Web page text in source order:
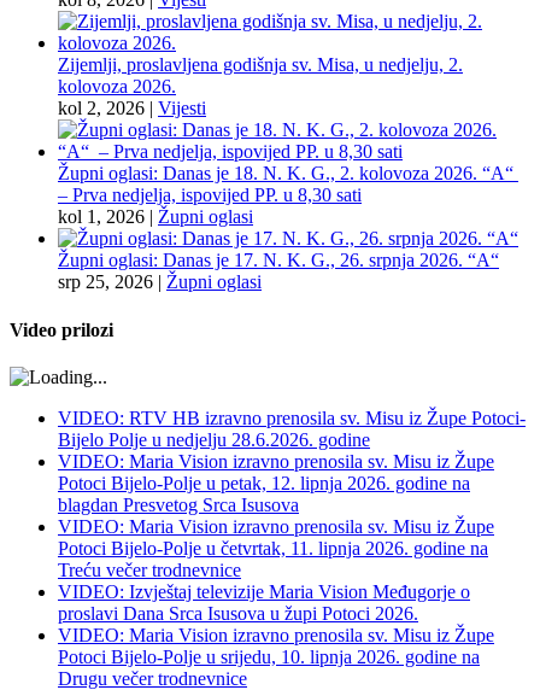
Zijemlji, proslavljena godišnja sv. Misa, u nedjelju, 2.
kolovoza 2026.
kol 2, 2026 | Vijesti
Župni oglasi: Danas je 18. N. K. G., 2. kolovoza 2026. “A“
– Prva nedjelja, ispovijed PP. u 8,30 sati
kol 1, 2026 | Župni oglasi
Župni oglasi: Danas je 17. N. K. G., 26. srpnja 2026. “A“
srp 25, 2026 | Župni oglasi
Video prilozi
VIDEO: RTV HB izravno prenosila sv. Misu iz Župe Potoci-
Bijelo Polje u nedjelju 28.6.2026. godine
VIDEO: Maria Vision izravno prenosila sv. Misu iz Župe
Potoci Bijelo-Polje u petak, 12. lipnja 2026. godine na
blagdan Presvetog Srca Isusova
VIDEO: Maria Vision izravno prenosila sv. Misu iz Župe
Potoci Bijelo-Polje u četvrtak, 11. lipnja 2026. godine na
Treću večer trodnevnice
VIDEO: Izvještaj televizije Maria Vision Međugorje o
proslavi Dana Srca Isusova u župi Potoci 2026.
VIDEO: Maria Vision izravno prenosila sv. Misu iz Župe
Potoci Bijelo-Polje u srijedu, 10. lipnja 2026. godine na
Drugu večer trodnevnice